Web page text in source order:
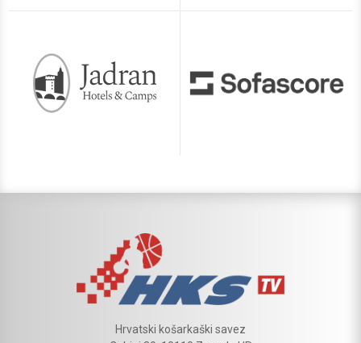
Hrvatski košarkaški savez